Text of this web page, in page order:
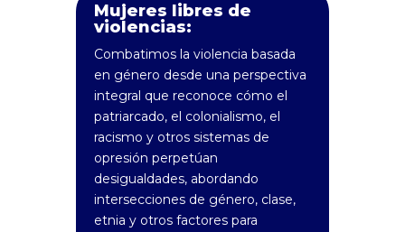
Mujeres libres de
violencias:
Combatimos la violencia basada
en género desde una perspectiva
integral que reconoce cómo el
patriarcado, el colonialismo, el
racismo y otros sistemas de
opresión perpetúan
desigualdades, abordando
intersecciones de género, clase,
etnia y otros factores para